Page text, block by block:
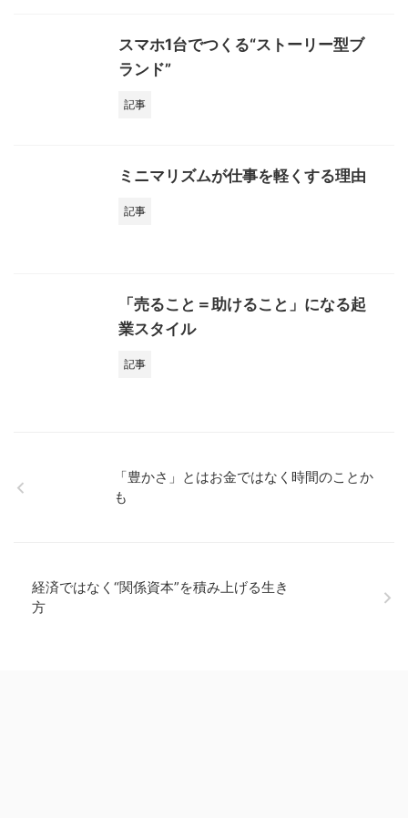
スマホ1台でつくる“ストーリー型ブ
ランド”
記事
ミニマリズムが仕事を軽くする理由
記事
「売ること＝助けること」になる起
業スタイル
記事
「豊かさ」とはお金ではなく時間のことか
も
経済ではなく“関係資本”を積み上げる生き
方